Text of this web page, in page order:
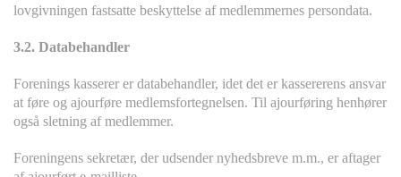
lovgivningen fastsatte beskyttelse af medlemmernes persondata.
3.2. Databehandler
Forenings kasserer er databehandler, idet det er kassererens ansvar
at føre og ajourføre medlemsfortegnelsen. Til ajourføring henhører
også sletning af medlemmer.
Foreningens sekretær, der udsender nyhedsbreve m.m., er aftager